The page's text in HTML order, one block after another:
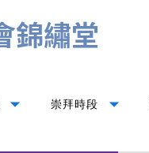
arrow_drop_down 崇拜時段 arrow_drop_down